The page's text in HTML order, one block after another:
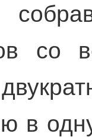
со
в